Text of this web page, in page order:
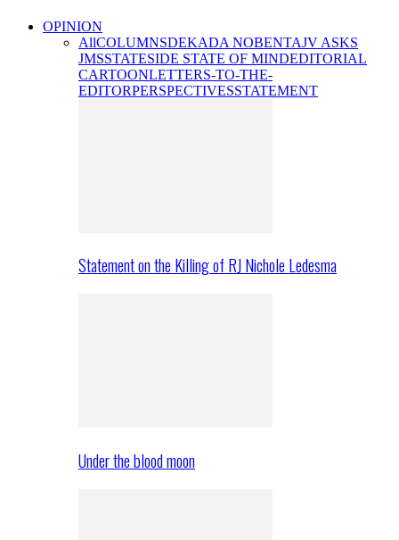
OPINION
AllCOLUMNSDEKADA NOBENTAJV ASKS
JMSSTATESIDE STATE OF MINDEDITORIAL
CARTOONLETTERS-TO-THE-
EDITORPERSPECTIVESSTATEMENT
Statement on the Killing of RJ Nichole Ledesma
Under the blood moon